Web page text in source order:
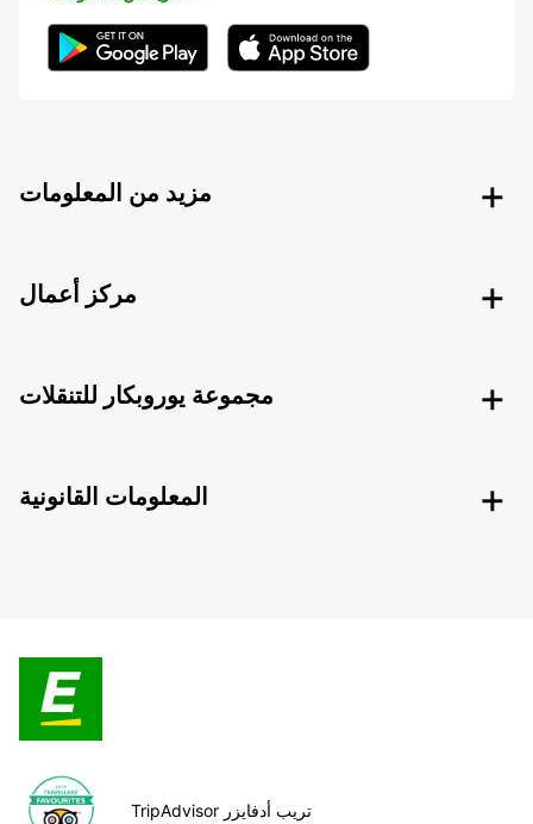
مزيد من المعلومات
مركز أعمال
مجموعة يوروبكار للتنقلات
المعلومات القانونية
TripAdvisor تريب أدفايزر